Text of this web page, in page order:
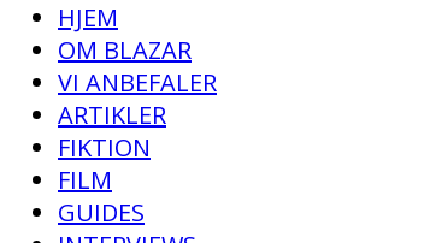
HJEM
OM BLAZAR
VI ANBEFALER
ARTIKLER
FIKTION
FILM
GUIDES